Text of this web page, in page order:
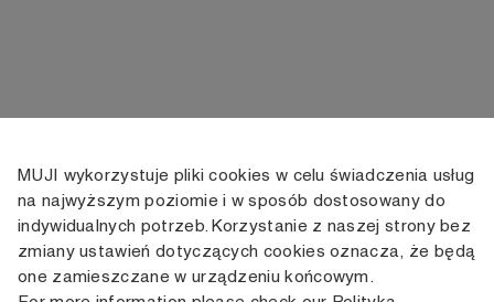
KONTAKT
+48 505 166 958
zamowienia@muji.com.pl
KONTO
Moje konto
Historia
INFORMACJE
Dostawa
Regulamin
MUJI wykorzystuje pliki cookies w celu świadczenia usług
na najwyższym poziomie i w sposób dostosowany do
indywidualnych potrzeb. Korzystanie z naszej strony bez
zmiany ustawień dotyczących cookies oznacza, że będą
one zamieszczane w urządzeniu końcowym.